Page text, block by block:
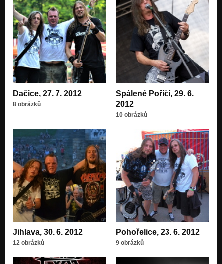
Dačice, 27. 7. 2012
8 obrázků
Spálené Poříčí, 29. 6.
2012
10 obrázků
Jihlava, 30. 6. 2012
12 obrázků
Pohořelice, 23. 6. 2012
9 obrázků